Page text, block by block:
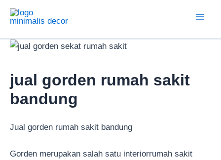
Lewati
jual gorden rumah sakit
bandung
Jual gorden rumah sakit bandung
Gorden merupakan salah satu interiorrumah sakit